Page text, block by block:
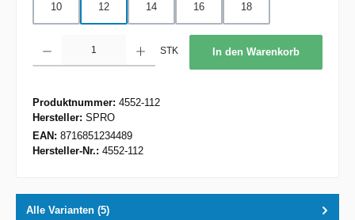
10 12 14 16 18
STK In den Warenkorb
Produktnummer: 4552-112
Hersteller: SPRO
EAN: 8716851234489
Hersteller-Nr.: 4552-112
Alle Varianten (5)